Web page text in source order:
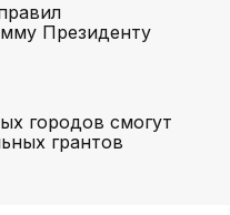
Президенту
городов смогут
грантов